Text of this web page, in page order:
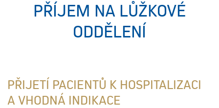
PŘÍJEM NA LŮŽKOVÉ
ODDĚLENÍ
PŘIJETÍ PACIENTŮ K HOSPITALIZACI
A VHODNÁ INDIKACE